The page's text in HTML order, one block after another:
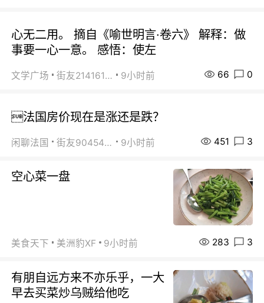
心无二用。 摘自《喻世明言·卷六》 解释：做
事要一心一意。 感悟：使左
文学广场 街友21416156 9小时前 66 0
法国房价现在是涨还是跌？
闲聊法国 街友90454511 9小时前 451 3
空心菜一盘
美食天下 美洲豹XF 9小时前 283 3
有朋自远方来不亦乐乎，一大
早去买菜炒乌贼给他吃